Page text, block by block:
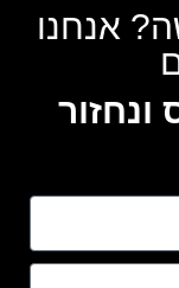
אנחנו